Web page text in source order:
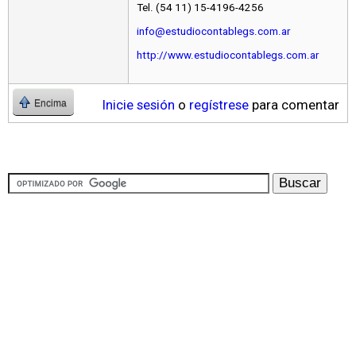
Tel. (54 11) 15-4196-4256
info@estudiocontablegs.com.ar
http://www.estudiocontablegs.com.ar
Encima Inicie sesión o regístrese para comentar